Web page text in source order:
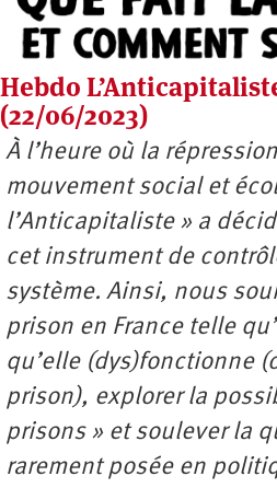
Hebdo
(22/06/2023)
À l’heure où la
mouvement social et
l’Anticapitaliste » a
cet instrument de
système. Ainsi, nous
prison en France telle
qu’elle (dys)fonctionne
prison), explorer la
prisons » et soulever la
rarement posée en